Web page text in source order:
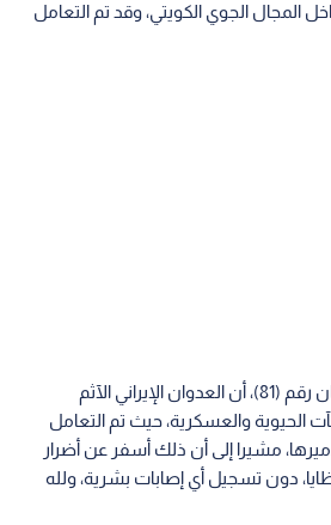
المجال الجوي الكويتي، وقد تم التعامل
وأضاف العطوان، في البيان رقم (81)، أن العدوان الإيراني الآثم
الحيوية والعسكرية، حيث تم التعامل
مشيرا إلى أن ذلك أسفر عن أضرار
دون تسجيل أي إصابات بشرية، ولله